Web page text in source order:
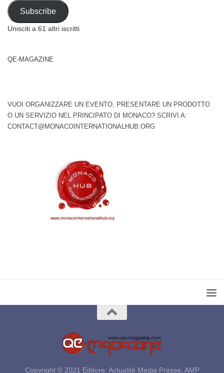
Address
Subscribe
Unisciti a 61 altri iscritti
QE-MAGAZINE
VUOI ORGANIZZARE UN EVENTO, PRESENTARE UN PRODOTTO
O UN SERVIZIO NEL PRINCIPATO DI MONACO? SCRIVI A:
CONTACT@MONACOINTERNATIONALHUB.ORG
Copyright © 2021 Editore: Actualité Media Presse, AMP